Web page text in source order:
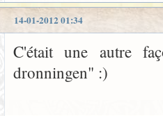
14-01-2012 01:34
C'était une autre
dronningen" :)